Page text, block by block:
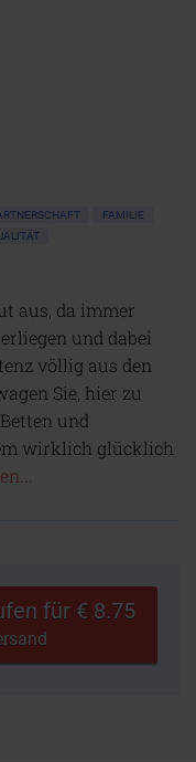
FAMILIE
aus, da immer
und dabei
völlig aus den
Sie, hier zu
und
wirklich glücklich
für € 8.75